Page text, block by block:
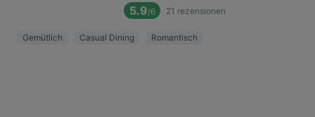
5.9/6 21 rezensionen
Gemütlich Casual Dining Romantisch